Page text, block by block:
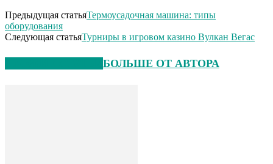
Предыдущая статьяТермоусадочная машина: типы
оборудования
Следующая статьяТурниры в игровом казино Вулкан Вегас
БОЛЬШЕ ОТ АВТОРА